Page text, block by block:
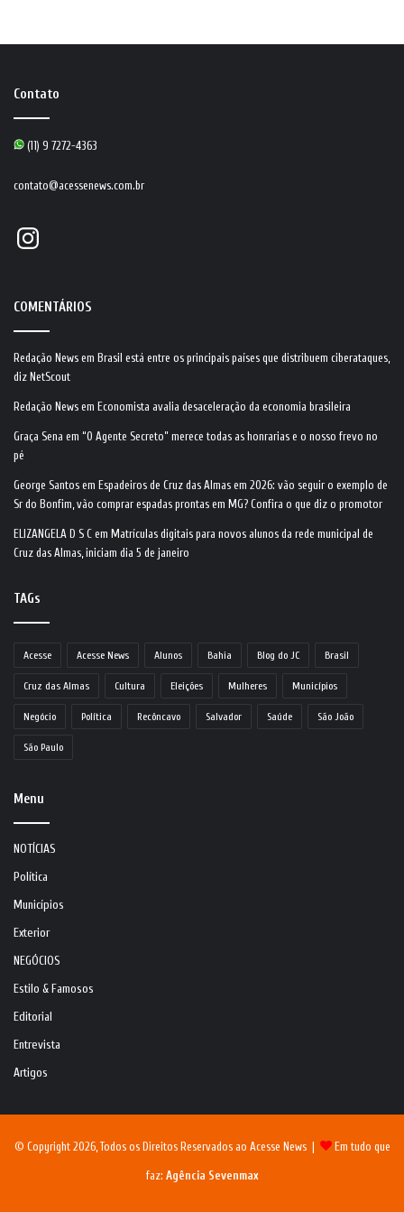
Contato
(11) 9 7272-4363
contato@acessenews.com.br
Instagram
COMENTÁRIOS
Redação News em Brasil está entre os principais países que distribuem ciberataques,
diz NetScout
Redação News em Economista avalia desaceleração da economia brasileira
Graça Sena em “O Agente Secreto” merece todas as honrarias e o nosso frevo no
pé
George Santos em Espadeiros de Cruz das Almas em 2026: vão seguir o exemplo de
Sr do Bonfim, vão comprar espadas prontas em MG? Confira o que diz o promotor
ELIZANGELA D S C em Matrículas digitais para novos alunos da rede municipal de
Cruz das Almas, iniciam dia 5 de janeiro
TAGs
Acesse Acesse News Alunos Bahia Blog do JC Brasil
Cruz das Almas Cultura Eleições Mulheres Municípios
Negócio Política Recôncavo Salvador Saúde São João
São Paulo
Menu
NOTÍCIAS
Política
Municípios
Exterior
NEGÓCIOS
Estilo & Famosos
Editorial
Entrevista
Artigos
© Copyright 2026, Todos os Direitos Reservados ao Acesse News | Em tudo que
faz: Agência Sevenmax